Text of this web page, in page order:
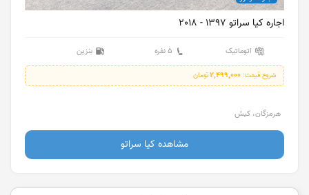
اجاره کیا سراتو 1397 - 2018
اتوماتیک 5 نفره بنزین
شروع قیمت: 2,499,000 تومان
هرمزگان، کیش
مشاهده کیا سراتو